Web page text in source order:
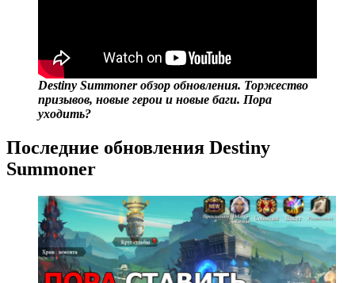
Destiny Summoner обзор обновления. Торжество
призывов, новые герои и новые баги. Пора
уходить?
Последние обновления Destiny
Summoner